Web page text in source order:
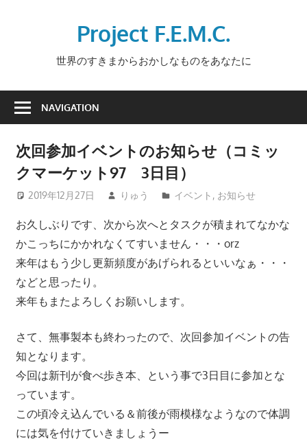
Project F.E.M.C.
世界のすきまからおかしなものをあなたに
NAVIGATION
次回参加イベントのお知らせ（コミッ
クマーケット97 3日目）
2019年12月27日 りゅう イベント , お知らせ
お久しぶりです、次から次へとタスクが積まれてなかな
かこっちにかかれなくてすいません・・・orz
来年はもう少し更新頻度があげられるといいなぁ・・・
などと思ったり。
来年もまたよろしくお願いします。
さて、無事製本も終わったので、次回参加イベントの告
知となります。
今回は新刊が食べ歩き本、という事で3日目に参加とな
っています。
この頃冷え込んでいる＆前後が雨模様なようなので体調
には気を付けていきましょうー